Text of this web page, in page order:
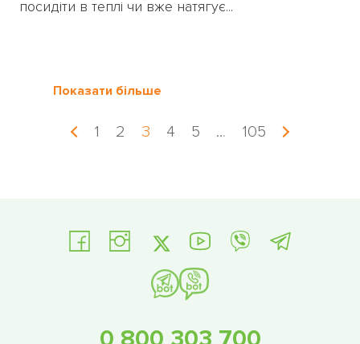
посидіти в теплі чи вже натягує...
Показати більше
1 2 3 4 5 … 105